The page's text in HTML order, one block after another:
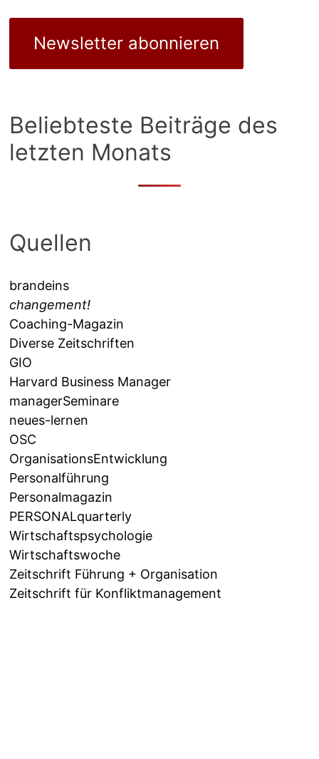
Newsletter abonnieren
Beliebteste Beiträge des
letzten Monats
Quellen
brandeins
changement!
Coaching-Magazin
Diverse Zeitschriften
GIO
Harvard Business Manager
managerSeminare
neues-lernen
OSC
OrganisationsEntwicklung
Personalführung
Personalmagazin
PERSONALquarterly
Wirtschaftspsychologie
Wirtschaftswoche
Zeitschrift Führung + Organisation
Zeitschrift für Konfliktmanagement